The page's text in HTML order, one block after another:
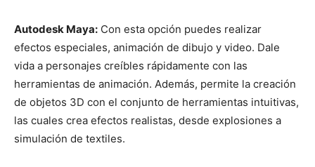
Autodesk Maya: Con esta opción puedes realizar
efectos especiales, animación de dibujo y video. Dale
vida a personajes creíbles rápidamente con las
herramientas de animación. Además, permite la creación
de objetos 3D con el conjunto de herramientas intuitivas,
las cuales crea efectos realistas, desde explosiones a
simulación de textiles.